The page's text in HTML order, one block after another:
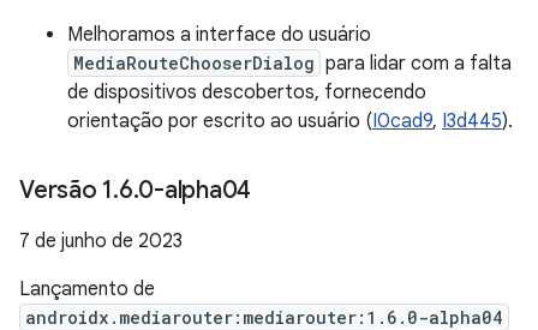
Melhoramos a interface do usuário
MediaRouteChooserDialog para lidar com a falta
de dispositivos descobertos, fornecendo
orientação por escrito ao usuário (I0cad9, I3d445).
Versão 1.6.0-alpha04
7 de junho de 2023
Lançamento de
androidx.mediarouter:mediarouter:1.6.0-alpha04